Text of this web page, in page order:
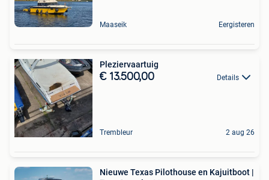
Maaseik Eergisteren
Pleziervaartuig
€ 13.500,00 Details
Trembleur 2 aug 26
Nieuwe Texas Pilothouse en Kajuitboot |